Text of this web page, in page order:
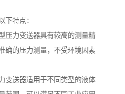
下特点：
压力变送器具有较高的测量精
确的压力测量，不受环境因素
变送器适用于不同类型的液体